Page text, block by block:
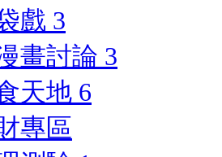
戲 3
畫討論 3
天地 6
專區